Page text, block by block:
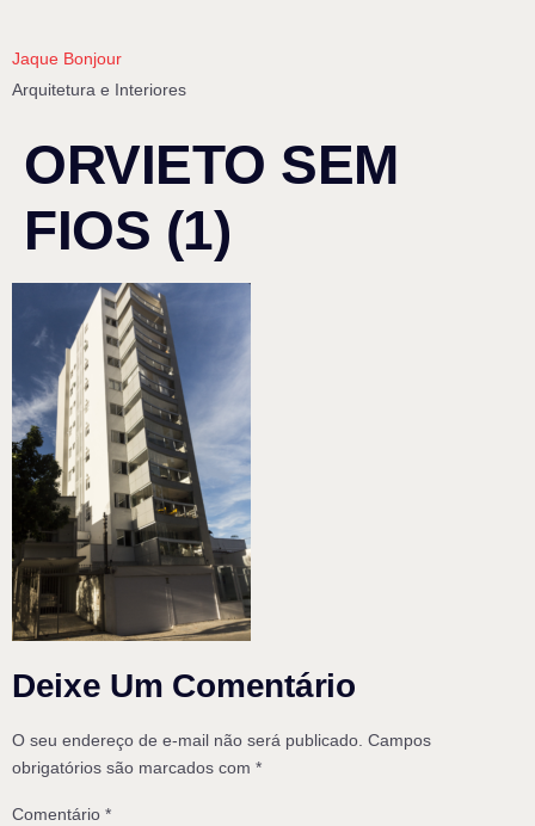
Jaque Bonjour
Arquitetura e Interiores
ORVIETO SEM
FIOS (1)
Deixe Um Comentário
O seu endereço de e-mail não será publicado. Campos
obrigatórios são marcados com *
Comentário *